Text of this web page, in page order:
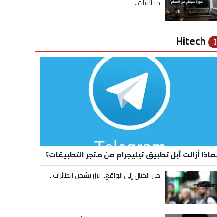
مخالفات...
أزالت آبل تطبيق تيليجرام من متجر التطبيقات؟
من الخيال إلى الواقع.. ليزر يشحن الطائرات...